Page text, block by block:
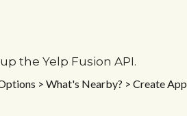
the Yelp Fusion API.
> What's Nearby? > Create App